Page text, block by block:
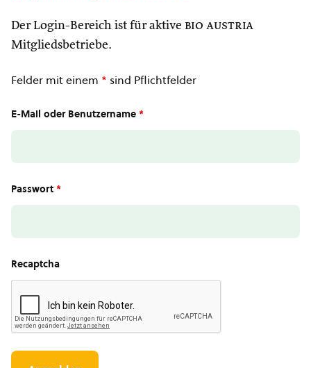
Der Login-Bereich ist für aktive bio austria
Mitgliedsbetriebe.
Felder mit einem * sind Pflichtfelder
E-Mail oder Benutzername *
Passwort *
Recaptcha